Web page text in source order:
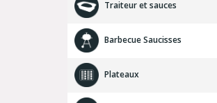
Préparations à base de haché
Traiteur et sauces
Traiteur (cuit, en sauce)
Barbecue Saucisses
Produits hachés
Plateaux